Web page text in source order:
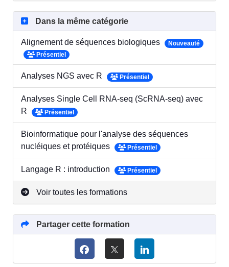
Dans la même catégorie
Alignement de séquences biologiques
Nouveauté
Présentiel
Analyses NGS avec R Présentiel
Analyses Single Cell RNA-seq (ScRNA-seq) avec
R
Présentiel
Bioinformatique pour l'analyse des séquences
nucléiques et protéiques
Présentiel
Langage R : introduction Présentiel
Voir toutes les formations
Partager cette formation